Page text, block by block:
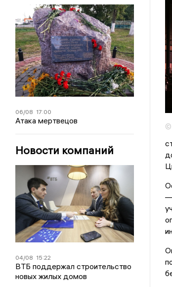
06/08 17:00
Атака мертвецов
Новости компаний
04/08 15:22
ВТБ поддержал строительство
новых жилых домов
©
—